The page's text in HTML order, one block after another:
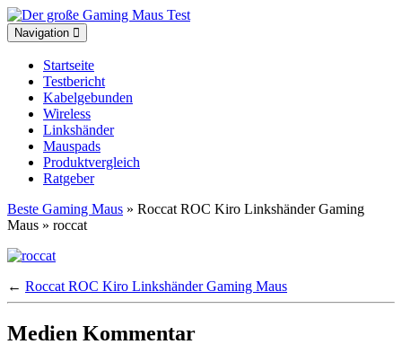
Toggle
navigation
Navigation
Startseite
Testbericht
Kabelgebunden
Wireless
Linkshänder
Mauspads
Produktvergleich
Ratgeber
Beste Gaming Maus » Roccat ROC Kiro Linkshänder Gaming
Maus » roccat
← Roccat ROC Kiro Linkshänder Gaming Maus
Medien Kommentar